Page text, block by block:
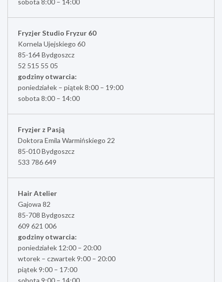
sobota 8:00 – 14:00
Fryzjer Studio Fryzur 60
Kornela Ujejskiego 60
85-164 Bydgoszcz
52 515 55 05
godziny otwarcia:
poniedziałek – piątek 8:00 – 19:00
sobota 8:00 – 14:00
Fryzjer z Pasją
Doktora Emila Warmińskiego 22
85-010 Bydgoszcz
533 786 649
Hair Atelier
Gajowa 82
85-708 Bydgoszcz
609 621 006
godziny otwarcia:
poniedziałek 12:00 – 20:00
wtorek – czwartek 9:00 – 20:00
piątek 9:00 – 17:00
sobota 9:00 – 14:00